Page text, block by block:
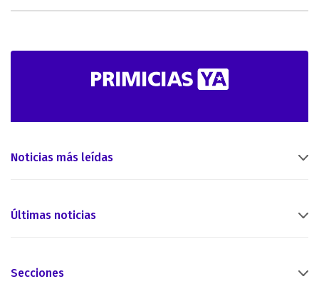
Noticias más leídas
Últimas noticias
Secciones